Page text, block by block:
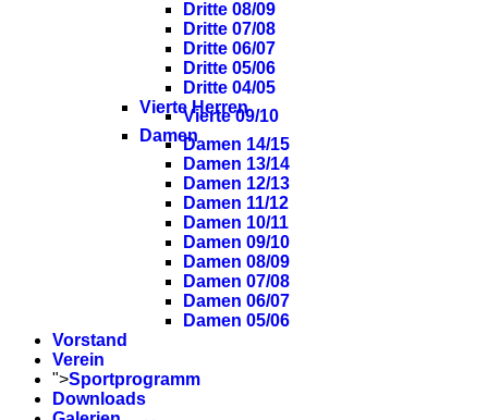
Dritte 08/09
Dritte 07/08
Dritte 06/07
Dritte 05/06
Dritte 04/05
Vierte Herren
Vierte 09/10
DamenDamen 14/15
Damen 13/14
Damen 12/13
Damen 11/12
Damen 10/11
Damen 09/10
Damen 08/09
Damen 07/08
Damen 06/07
Damen 05/06
Vorstand
Verein
">Sportprogramm
Downloads